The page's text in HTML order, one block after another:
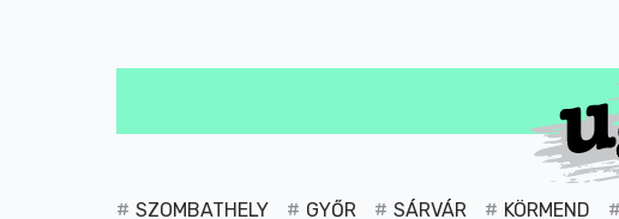
SZOMBATHELY GYŐR SÁRVÁR KÖRMEND